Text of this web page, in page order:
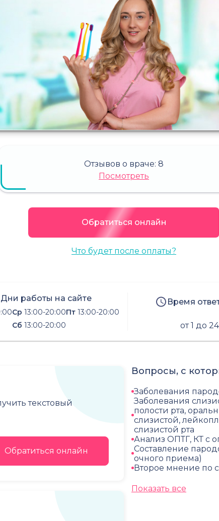
Отзывов о враче: 8
Посмотреть
Обратиться онлайн
Что будет после оплаты?
Дни работы на сайте
Ср 13:00-20:00Пт 13:00-20:00
Сб 13:00-20:00
Время
от 1 до
текстовый
Обратиться онлайн
Вопросы, с
Заболевания
Заболевания
полости рта,
слизистой,
слизистой рта
Анализ ОПТГ, КТ с
Составление
очного приема)
Второе мнение по
Показать все